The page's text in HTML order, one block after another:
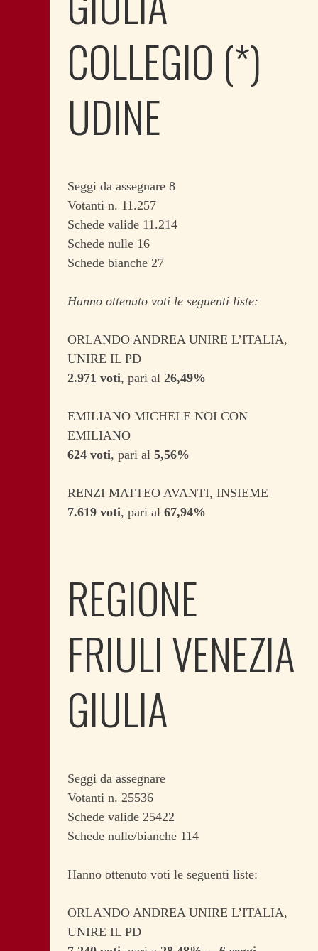
COLLEGIO (*)
UDINE
Seggi da assegnare 8
Votanti n. 11.257
Schede valide 11.214
Schede nulle 16
Schede bianche 27
Hanno ottenuto voti le seguenti liste:
ORLANDO ANDREA UNIRE L’ITALIA,
UNIRE IL PD
2.971 voti, pari al 26,49%
EMILIANO MICHELE NOI CON
EMILIANO
624 voti, pari al 5,56%
RENZI MATTEO AVANTI, INSIEME
7.619 voti, pari al 67,94%
REGIONE
FRIULI VENEZIA
GIULIA
Seggi da assegnare
Votanti n. 25536
Schede valide 25422
Schede nulle/bianche 114
Hanno ottenuto voti le seguenti liste:
ORLANDO ANDREA UNIRE L’ITALIA,
UNIRE IL PD